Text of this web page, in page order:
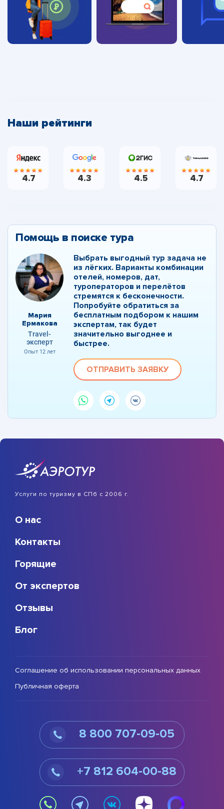
Наши рейтинги
4.7 4.3 4.5 4.7
Помощь в поиске тура
Мария
Ермакова
Travel-
эксперт
Опыт 12 лет
Выбрать выгодный тур задача не
из лёгких. Варианты комбинации
отелей, номеров, дат,
туроператоров и перелётов
стремятся к бесконечности.
Попробуйте обратиться за
бесплатным подбором к нашим
экспертам, так будет
значительно выгоднее и
быстрее.
ОТПРАВИТЬ ЗАЯВКУ
Услуги по туризму в СПб с 2006 г.
О нас
Контакты
Горящие
От экспертов
Отзывы
Блог
Соглашение об использовании персональных данных
Публичная оферта
8 800 707-09-05
+7 812 604-00-88